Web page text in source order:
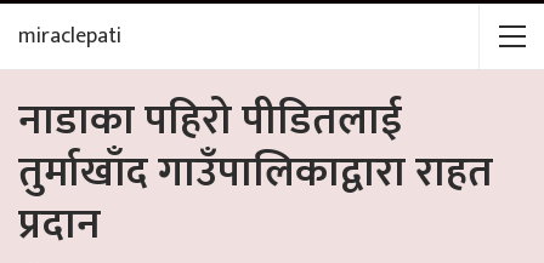
miraclepati
नाडाका पहिरो पीडितलाई
तुर्माखाँद गाउँपालिकाद्वारा राहत
प्रदान